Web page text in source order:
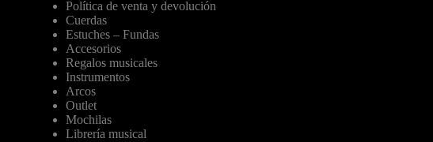
Política de venta y devolución
Cuerdas
Estuches – Fundas
Accesorios
Regalos musicales
Instrumentos
Arcos
Outlet
Mochilas
Librería musical